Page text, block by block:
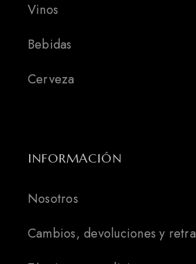
Vinos
Bebidas
Cerveza
INFORMACIÓN
Nosotros
Cambios, devoluciones y